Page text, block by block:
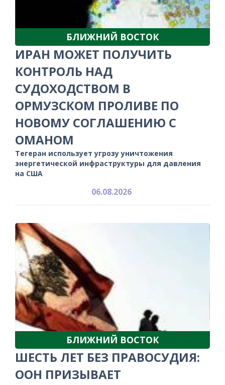
БЛИЖНИЙ ВОСТОК
ИРАН МОЖЕТ ПОЛУЧИТЬ
КОНТРОЛЬ НАД
СУДОХОДСТВОМ В
ОРМУЗСКОМ ПРОЛИВЕ ПО
НОВОМУ СОГЛАШЕНИЮ С
ОМАНОМ
Тегеран использует угрозу уничтожения
энергетической инфраструктуры для давления
на США
06.08.2026
БЛИЖНИЙ ВОСТОК
ШЕСТЬ ЛЕТ БЕЗ ПРАВОСУДИЯ:
ООН ПРИЗЫВАЕТ